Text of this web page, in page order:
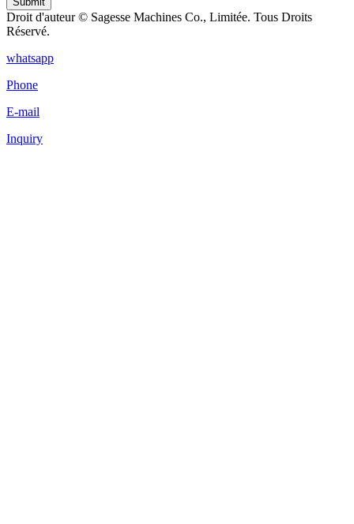
Droit d'auteur © Sagesse Machines Co., Limitée. Tous Droits
Réservé.
whatsapp
Phone
E-mail
Inquiry